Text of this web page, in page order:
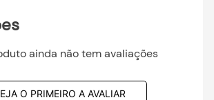
ainda não tem avaliações
O PRIMEIRO A AVALIAR